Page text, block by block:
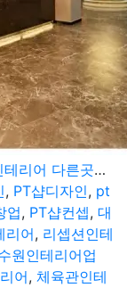
도미디 수원망포점 프랜차이즈 헬스장인테리어 다른곳과는 차별화된 고급스러운 디자인
, PT샵디자인, pt
업, PT샵컨셉, 대
리어, 리셉션인테
원인테리어업
어, 체육관인테